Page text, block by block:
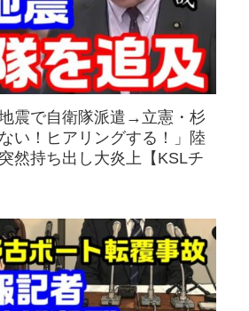
地震で自衛隊派遣→立憲・杉
い！ヒアリングする！」陸
然持ち出し大炎上【KSLチ